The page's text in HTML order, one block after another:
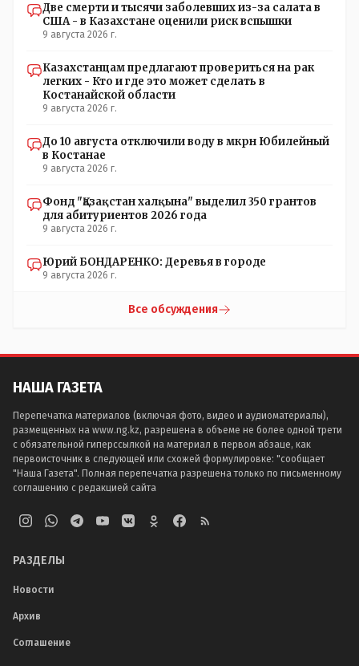
усмотрению: - их мгновенно лишать возможности идти
на выборы и не дадут им места в будущем Курултае: -
партиями.
Две смерти и тысячи заболевших из-за салата в
США - в Казахстане оценили риск вспышки
9 августа 2026 г.
Казахстанцам предлагают провериться на рак
легких - Кто и где это может сделать в
Костанайской области
9 августа 2026 г.
До 10 августа отключили воду в мкрн Юбилейный
в Костанае
9 августа 2026 г.
Фонд "Қазақстан халқына" выделил 350 грантов
для абитуриентов 2026 года
9 августа 2026 г.
Юрий БОНДАРЕНКО: Деревья в городе
9 августа 2026 г.
Все обсуждения
НАША ГАЗЕТА
Перепечатка материалов (включая фото, видео и аудиоматериалы),
размещенных на www.ng.kz, разрешена в объеме не более одной трети
с обязательной гиперссылкой на материал в первом абзаце, как
первоисточник в следующей или схожей формулировке: "сообщает
"Наша Газета". Полная перепечатка разрешена только по письменному
соглашению с редакцией сайта
РАЗДЕЛЫ
Новости
Архив
Соглашение